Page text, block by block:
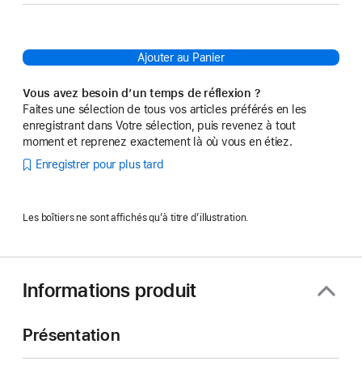
Ajouter au Panier
Vous avez besoin d’un temps de réflexion ?
Faites une sélection de tous vos articles préférés en les
enregistrant dans Votre sélection, puis revenez à tout
moment et reprenez exactement là où vous en étiez.
Enregistrer pour plus tard
Les boîtiers ne sont affichés qu’à titre d’illustration.
Informations produit
Présentation